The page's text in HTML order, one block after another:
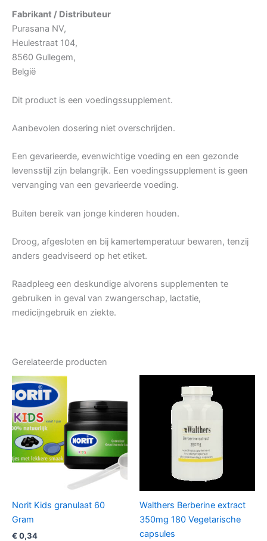
Fabrikant / Distributeur
Purasana NV,
Heulestraat 104,
8560 Gullegem,
België
Dit product is een voedingssupplement.
Aanbevolen dosering niet overschrijden.
Een gevarieerde, evenwichtige voeding en een gezonde
levensstijl zijn belangrijk. Een voedingssupplement is geen
vervanging van een gevarieerde voeding.
Buiten bereik van jonge kinderen houden.
Droog, afgesloten en bij kamertemperatuur bewaren, tenzij
anders geadviseerd op het etiket.
Raadpleeg een deskundige alvorens supplementen te
gebruiken in geval van zwangerschap, lactatie,
medicijngebruik en ziekte.
Gerelateerde producten
Norit Kids granulaat 60
Gram
€ 0,34
Walthers Berberine extract
350mg 180 Vegetarische
capsules